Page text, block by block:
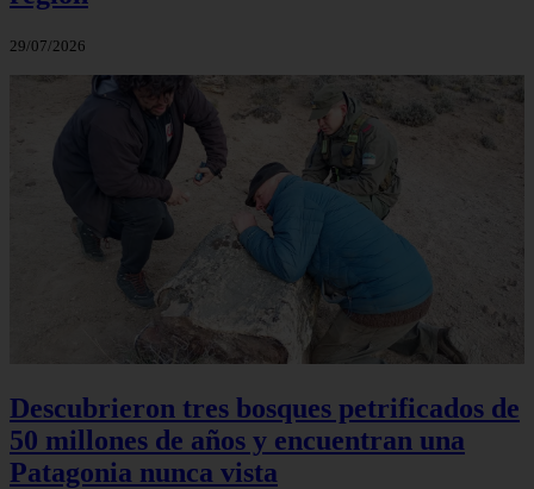
29/07/2026
Descubrieron tres bosques petrificados de
50 millones de años y encuentran una
Patagonia nunca vista